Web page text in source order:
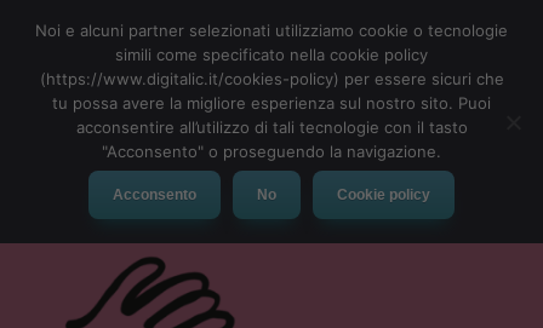
MENU
Noi e alcuni partner selezionati utilizziamo cookie o tecnologie
simili come specificato nella cookie policy
(https://www.digitalic.it/cookies-policy) per essere sicuri che
tu possa avere la migliore esperienza sul nostro sito. Puoi
acconsentire all’utilizzo di tali tecnologie con il tasto
"Acconsento" o proseguendo la navigazione.
Acconsento No Cookie policy